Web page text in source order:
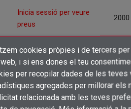
Afegir a la llista
Crear una llista de
Nom de la llista de desitjos
se
Cal que connecteu per a desar els
cookies pròpies i de tercers
i si ens dones el teu
per recopilar dades de les
agregades per millorar els
relacionada amb les teves
Inicia sessió per veure
preus
2000
preus
2000
Inicia sessió per veure
preus
2000
Inicia sessió per veure
2000